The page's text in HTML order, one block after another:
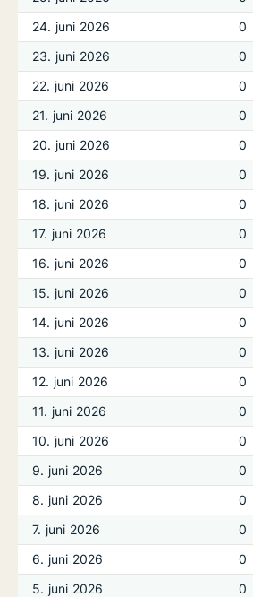
24. juni 2026
0
23. juni 2026
0
22. juni 2026
0
21. juni 2026
0
20. juni 2026
0
19. juni 2026
0
18. juni 2026
0
17. juni 2026
0
16. juni 2026
0
15. juni 2026
0
14. juni 2026
0
13. juni 2026
0
12. juni 2026
0
11. juni 2026
0
10. juni 2026
0
9. juni 2026
0
8. juni 2026
0
7. juni 2026
0
6. juni 2026
0
5. juni 2026
0